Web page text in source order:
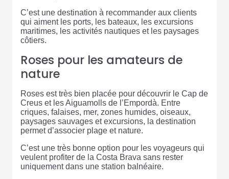
C’est une destination à recommander aux clients
qui aiment les ports, les bateaux, les excursions
maritimes, les activités nautiques et les paysages
côtiers.
Roses pour les amateurs de
nature
Roses est très bien placée pour découvrir le Cap de
Creus et les Aiguamolls de l’Empordà. Entre
criques, falaises, mer, zones humides, oiseaux,
paysages sauvages et excursions, la destination
permet d’associer plage et nature.
C’est une très bonne option pour les voyageurs qui
veulent profiter de la Costa Brava sans rester
uniquement dans une station balnéaire.